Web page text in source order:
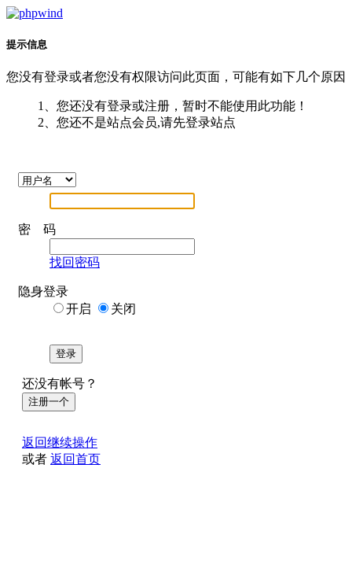
提示信息
您没有登录或者您没有权限访问此页面，可能有如下几个原因
1、您还没有登录或注册，暂时不能使用此功能！
2、您还不是站点会员,请先登录站点
密 码
找回密码
隐身登录
开启
关闭
登录
还没有帐号？
注册一个
返回继续操作
或者 返回首页